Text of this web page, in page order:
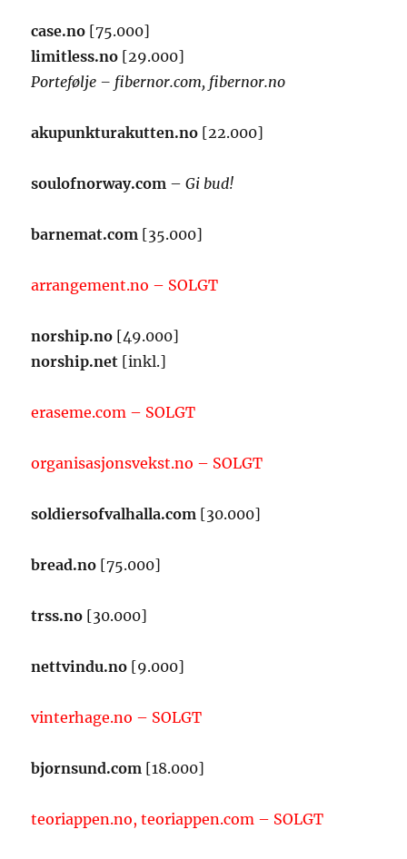
case.no [75.000]
limitless.no [29.000]
Portefølje – fibernor.com, fibernor.no
akupunkturakutten.no [22.000]
soulofnorway.com –Gi bud!
barnemat.com [35.000]
arrangement.no – SOLGT
norship.no [49.000]
norship.net [inkl.]
eraseme.com – SOLGT
organisasjonsvekst.no – SOLGT
soldiersofvalhalla.com [30.000]
bread.no [75.000]
trss.no [30.000]
nettvindu.no [9.000]
vinterhage.no – SOLGT
bjornsund.com [18.000]
teoriappen.no, teoriappen.com – SOLGT